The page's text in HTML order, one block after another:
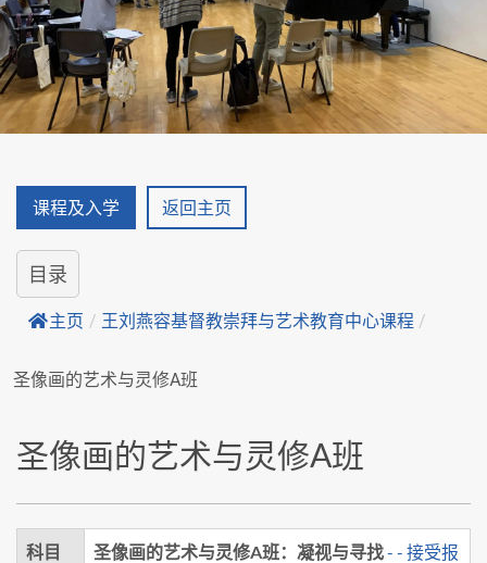
课程及入学 返回主页
目录
主页 / 王刘燕容基督教崇拜与艺术教育中心课程 /
圣像画的艺术与灵修A班
圣像画的艺术与灵修A班
科目 圣像画的艺术与灵修A班：凝视与寻找- - 接受报